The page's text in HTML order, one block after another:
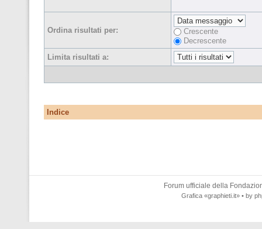
Ordina risultati per:
Crescente
Decrescente
Limita risultati a:
Indice
Forum ufficiale della
Grafica «graphieti.it» • by